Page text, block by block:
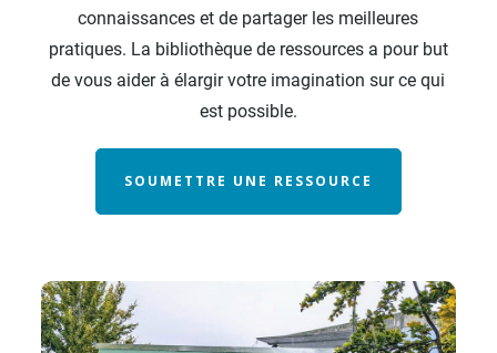
connaissances et de partager les meilleures
pratiques. La bibliothèque de ressources a pour but
de vous aider à élargir votre imagination sur ce qui
est possible.
SOUMETTRE UNE RESSOURCE